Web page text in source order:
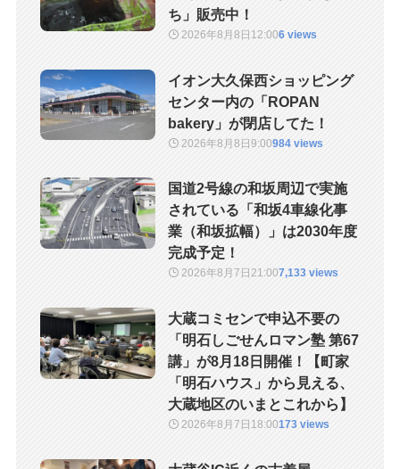
ち」販売中！
2026年8月8日 12:006 views
イオン大久保西ショッピング
センター内の「ROPAN
bakery」が閉店してた！
2026年8月8日 9:00984 views
国道2号線の和坂周辺で実施
されている「和坂4車線化事
業（和坂拡幅）」は2030年度
完成予定！
2026年8月7日21:007,133 views
大蔵コミセンで申込不要の
「明石しごせんロマン塾 第67
講」が8月18日開催！【町家
「明石ハウス」から見える、
大蔵地区のいまとこれから】
2026年8月7日 18:00173 views